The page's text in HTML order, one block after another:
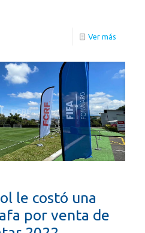
Ver más
le costó una
por venta de